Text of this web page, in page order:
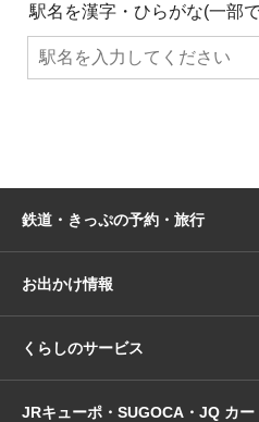
駅名を漢字・ひらがな(一部
鉄道・きっぷの予約・旅行
お出かけ情報
くらしのサービス
JRキューポ・SUGOCA・JQ カー